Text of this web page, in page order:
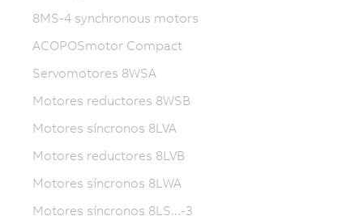
8MS-4 synchronous motors
ACOPOSmotor Compact
Servomotores 8WSA
Motores reductores 8WSB
Motores síncronos 8LVA
Motores reductores 8LVB
Motores síncronos 8LWA
Motores síncronos 8LS...-3